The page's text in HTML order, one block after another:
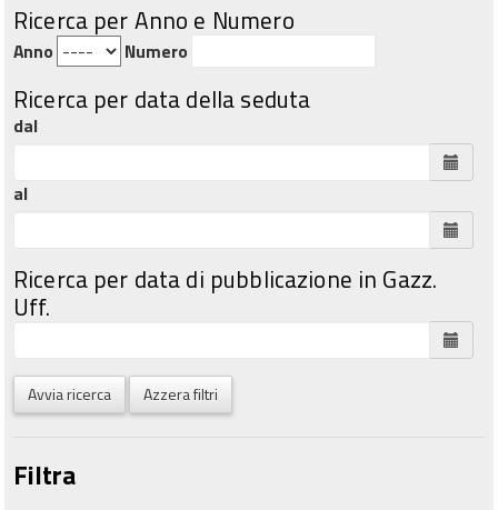
Ricerca per Anno e Numero
Anno Numero
Ricerca per data della seduta
dal
al
Ricerca per data di pubblicazione in Gazz.
Uff.
Avvia ricerca Azzera filtri
Filtra